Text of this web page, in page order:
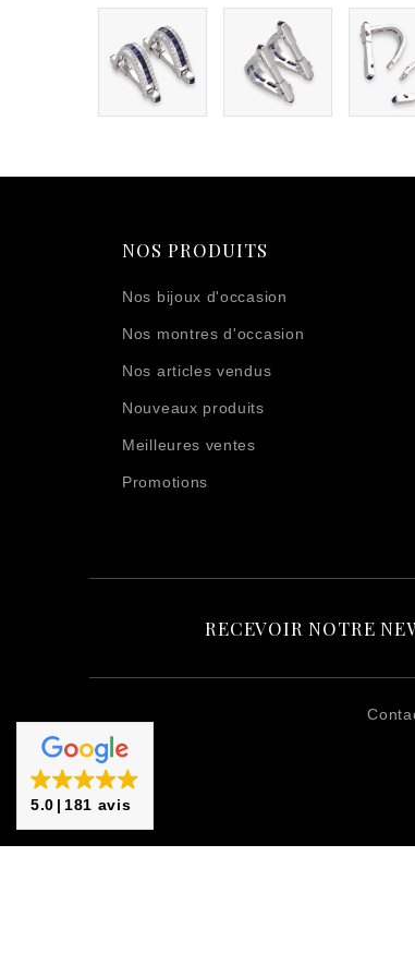
NOS PRODUITS
Nos bijoux d'occasion
Nos montres d'occasion
Nos articles vendus
Nouveaux produits
Meilleures ventes
Promotions
RECEVOIR NOTRE
5.0 181 avis